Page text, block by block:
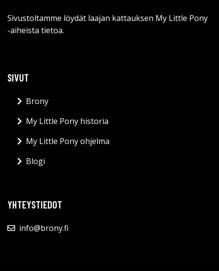
Sivustoltamme löydät laajan kattauksen My Little Pony
-aiheista tietoa.
SIVUT
Brony
My Little Pony historia
My Little Pony ohjelma
Blogi
YHTEYSTIEDOT
info@brony.fi